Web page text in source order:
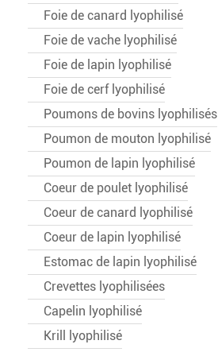
Foie de canard lyophilisé
Foie de vache lyophilisé
Foie de lapin lyophilisé
Foie de cerf lyophilisé
Poumons de bovins lyophilisés
Poumon de mouton lyophilisé
Poumon de lapin lyophilisé
Coeur de poulet lyophilisé
Coeur de canard lyophilisé
Coeur de lapin lyophilisé
Estomac de lapin lyophilisé
Crevettes lyophilisées
Capelin lyophilisé
Krill lyophilisé